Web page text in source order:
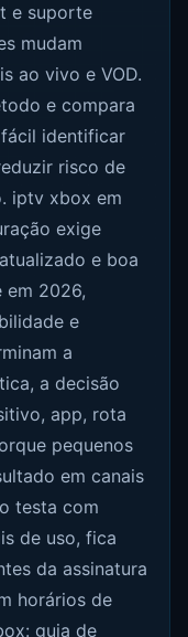
e suporte
mudam
ao vivo e VOD.
e compara
identificar
risco de
iptv xbox em
exige
e boa
em 2026,
e
a
a decisão
app, rota
pequenos
em canais
testa com
de uso, fica
da assinatura
horários de
guia de